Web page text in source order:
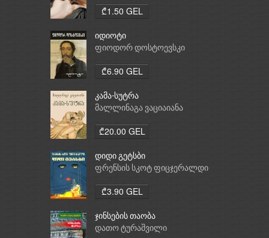
₾1.50 GEL
იდიოტი
ფიოდორ დოსტოევსკი
₾6.90 GEL
კამა-სუტრა
მალლინაგა ვაციაიანა
₾20.00 GEL
დიდი გეტსბი
ფრენსის სკოტ ფიცჯერალდი
₾3.90 GEL
ჯინსების თაობა
დათო ტურაშვილი